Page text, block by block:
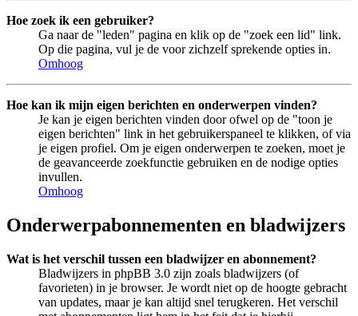
Hoe zoek ik een gebruiker?
Ga naar de "leden" pagina en klik op de "zoek een lid" link.
Op die pagina, vul je de voor zichzelf sprekende opties in.
Omhoog
Hoe kan ik mijn eigen berichten en onderwerpen vinden?
Je kan je eigen berichten vinden door ofwel op de "toon je
eigen berichten" link in het gebruikerspaneel te klikken, of via
je eigen profiel. Om je eigen onderwerpen te zoeken, moet je
de geavanceerde zoekfunctie gebruiken en de nodige opties
invullen.
Omhoog
Onderwerpabonnementen en bladwijzers
Wat is het verschil tussen een bladwijzer en abonnement?
Bladwijzers in phpBB 3.0 zijn zoals bladwijzers (of
favorieten) in je browser. Je wordt niet op de hoogte gebracht
van updates, maar je kan altijd snel terugkeren. Het verschil